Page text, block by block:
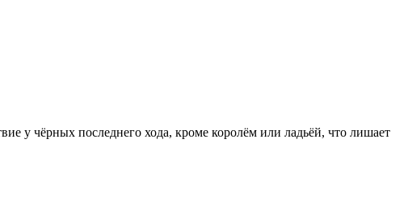
у чёрных последнего хода, кроме королём или ладьёй, что лишает